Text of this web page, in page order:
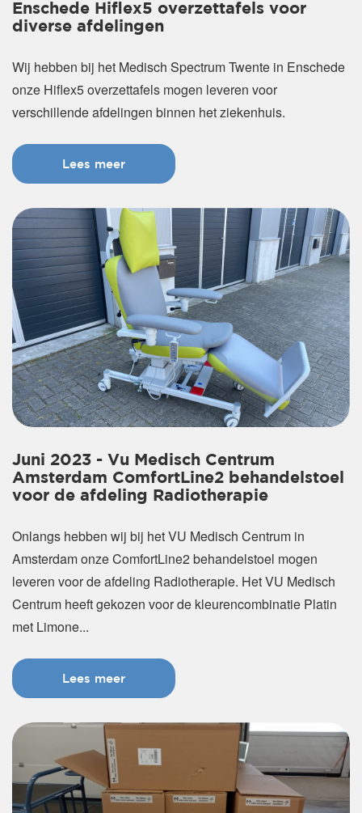
Enschede Hiflex5 overzettafels voor
diverse afdelingen
Wij hebben bij het Medisch Spectrum Twente in Enschede
onze Hiflex5 overzettafels mogen leveren voor
verschillende afdelingen binnen het ziekenhuis.
Lees meer
Juni 2023 - Vu Medisch Centrum
Amsterdam ComfortLine2 behandelstoel
voor de afdeling Radiotherapie
Onlangs hebben wij bij het VU Medisch Centrum in
Amsterdam onze ComfortLine2 behandelstoel mogen
leveren voor de afdeling Radiotherapie. Het VU Medisch
Centrum heeft gekozen voor de kleurencombinatie Platin
met Limone...
Lees meer